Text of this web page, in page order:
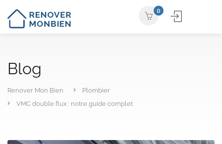
0
Blog
Renover Mon Bien
Plombier
VMC double flux : notre guide complet